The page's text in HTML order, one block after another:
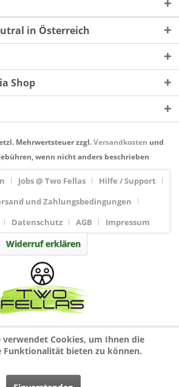
in Österreich
Shop
Mehrwertsteuer zzgl.Versandkosten und
wenn nicht anders beschrieben
Jobs @ Two Fellas
Hilfe / Support
und Zahlungsbedingungen
Datenschutz AGB Impressum
Widerruf erklären
verwendet Cookies, um Ihnen die
Funktionalität bieten zu können.